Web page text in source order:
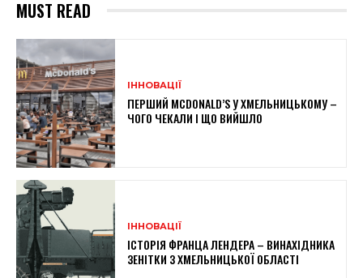
MUST READ
ІННОВАЦІЇ
ПЕРШИЙ MCDONALD’S У ХМЕЛЬНИЦЬКОМУ –
ЧОГО ЧЕКАЛИ І ЩО ВИЙШЛО
ІННОВАЦІЇ
ІСТОРІЯ ФРАНЦА ЛЕНДЕРА – ВИНАХІДНИКА
ЗЕНІТКИ З ХМЕЛЬНИЦЬКОЇ ОБЛАСТІ